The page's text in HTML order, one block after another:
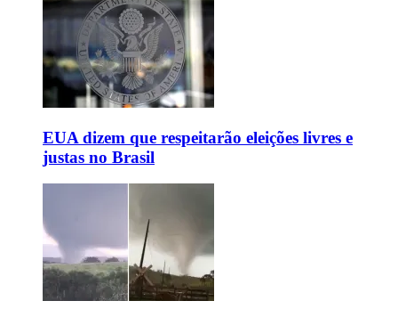
EUA dizem que respeitarão eleições livres e
justas no Brasil